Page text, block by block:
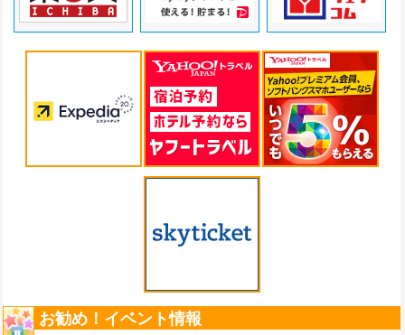
お勧め！イベント情報